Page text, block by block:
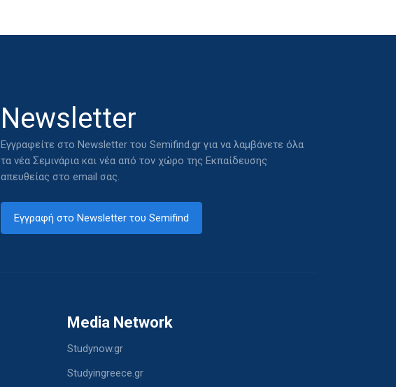
Newsletter
Εγγραφείτε στο Newsletter του Semifind.gr για να λαμβάνετε όλα
τα νέα Σεμινάρια και νέα από τον χώρο της Εκπαίδευσης
απευθείας στο email σας.
Εγγραφή στο Newsletter του Semifind
Media Network
Studynow.gr
Studyingreece.gr